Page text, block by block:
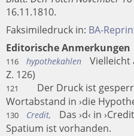
16.11.1810.
Faksimiledruck in: BA-
Editorische Anmerkungen
116 hypothekahlen
Vielleicht
Z. 126)
121
Der Druck ist
Wortabstand in ›die
130 Credit,
Das ›d‹ in
Spatium ist vorhanden.